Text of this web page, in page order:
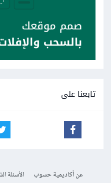
تابعنا على
عن أكاديمية حسوب الأسئلة